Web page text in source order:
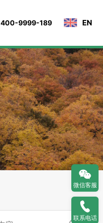
400-9999-189 EN
微信客服
联系电话